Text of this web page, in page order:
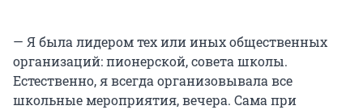
— Я была лидером тех или иных общественных
организаций: пионерской, совета школы.
Естественно, я всегда организовывала все
школьные мероприятия, вечера. Сама при